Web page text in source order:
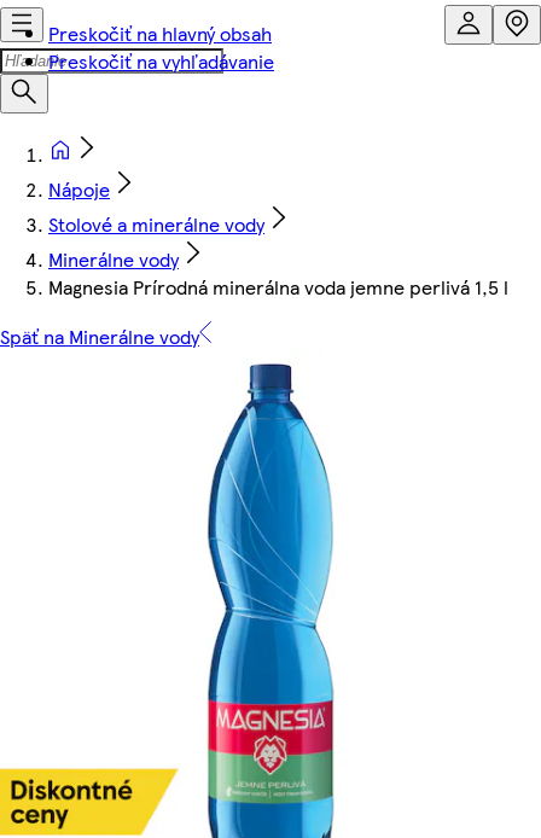
Preskočiť na hlavný obsah
Preskočiť na vyhľadávanie
Nápoje
Stolové a minerálne vody
Minerálne vody
Magnesia Prírodná minerálna voda jemne perlivá 1,5 l
Späť na Minerálne vody